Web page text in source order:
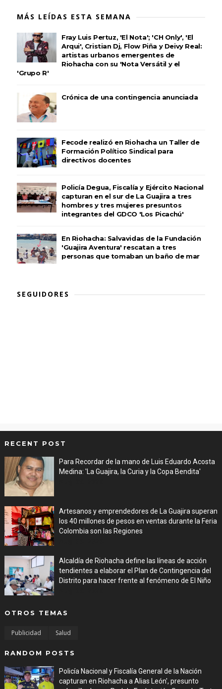
MÁS LEÍDAS ESTA SEMANA
Fray Luis Pertuz, 'El Nota'; 'CH Only', 'El
Arqui', Cristian Dj, Flow Piña y Deivy Real:
artistas urbanos emergentes de
Riohacha con su 'Nota Versátil y el
'Grupo R'
Crónica de una contingencia anunciada
Fecode realizó en Riohacha un Taller de
Formación Político Sindical para
directivos docentes
Policía Degua, Fiscalía y Ejército Nacional
capturan en el sur de La Guajira a tres
hombres y tres mujeres presuntos
integrantes del GDCO 'Los Picachú'
En Riohacha: Salvavidas de la Fundación
'Guajira Aventura' rescatan a tres
personas que tomaban un baño de mar
SEGUIDORES
RECENT POST
Para Recordar de la mano de Luis Eduardo Acosta
Medina: 'La Guajira, la Curia y la Copa Bendita'
Artesanos y emprendedores de La Guajira superan
los 40 millones de pesos en ventas durante la Feria
Colombia son las Regiones
Alcaldía de Riohacha define las líneas de acción
tendientes a elaborar el Plan de Contingencia del
Distrito para hacer frente al fenómeno de El Niño
OTROS TEMAS
Publicidad Salud
RANDOM POSTS
Policía Nacional y Fiscalía General de la Nación
capturan en Riohacha a Alias León', presunto